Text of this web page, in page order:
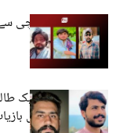
مستونگ اور کراچی
شکار
حب، مستونگ: ایک
شکار، ایک شخص